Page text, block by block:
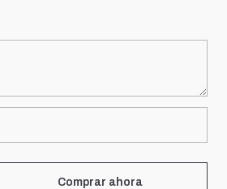
Comprar ahora